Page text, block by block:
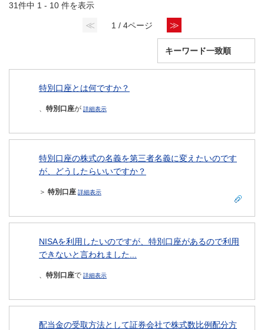
31件中 1 - 10 件を表示
≪ 1 / 4ページ ≫
特別口座とは何ですか？
、 特別口座が 詳細表示
特別口座の株式の名義を第三者名義に変えたいのです
が、どうしたらいいですか？
＞ 特別口座 詳細表示
NISAを利用したいのですが、特別口座があるので利用
できないと言われました...
、 特別口座で 詳細表示
配当金の受取方法として証券会社で株式数比例配分方